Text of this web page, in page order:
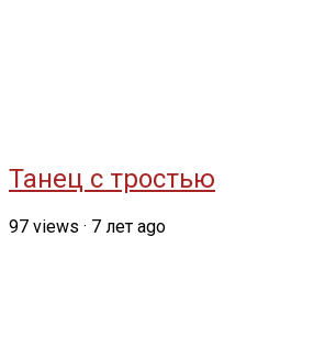
Танец с тростью
97 views · 7 лет ago